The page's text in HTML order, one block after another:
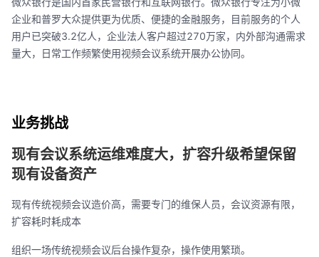
企业和普罗大众提供更为优质、便捷的金融服务，目前服务的个人
用户已突破3.2亿人，企业法人客户超过270万家，内外部沟通需求
量大，日常工作频繁使用视频会议系统开展办公协同。
业务挑战
现有会议系统运维难度大，扩容升级希望保留
现有设备资产
现有传统视频会议造价高，需要专门的维保人员，会议资源有限，
扩容耗时耗成本
组织一场传统视频会议后台操作复杂，操作使用繁琐。